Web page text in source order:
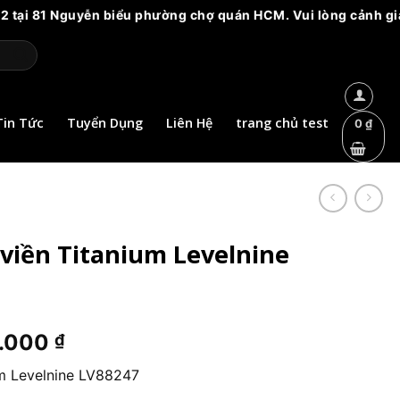
biểu phường chợ quán HCM. Vui lòng cảnh giác với
Tức Tuyển Dụng Liên Hệ trang chủ test 0₫
Titanium Levelnine
₫Giá
hiện
tại
Levelnine LV88247